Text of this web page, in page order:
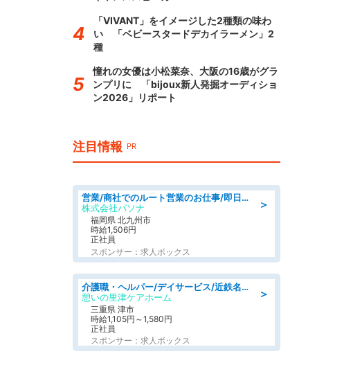
「VIVANT」をイメージした2種類の味わ
い 「ベビースタードデカイラーメン」2
種
憧れの女優は小松菜奈、大阪の16歳がグラ
ンプリに 「bijoux新人発掘オーディショ
ン2026」リポート
注目情報 PR
＞
営業/商社でのルート営業のお仕事/即日勤務可/車通勤可/営業
株式会社パソナ
福岡県 北九州市
時給1,506円
正社員
スポンサー：求人ボックス
＞
介護職・ヘルパー/デイサービス/近鉄名古屋線 高田本山/津市/三重県
憩いの里津ケアホーム
三重県 津市
時給1,105円～1,580円
正社員
スポンサー：求人ボックス